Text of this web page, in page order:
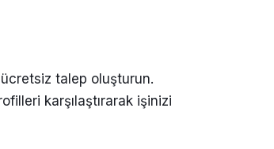
ücretsiz talep oluşturun.
karşılaştırarak işinizi